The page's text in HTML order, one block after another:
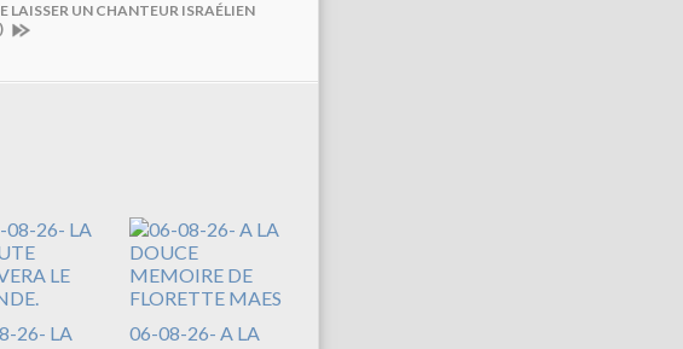
UN CHANTEUR ISRAÉLIEN
26- LA
06-08-26- A LA